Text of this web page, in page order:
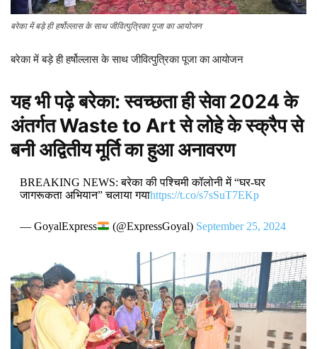
बरेका में बड़े ही हर्षोल्लास के साथ जीवित्पुत्रिका पूजा का आयोजन
बरेका में बड़े ही हर्षोल्लास के साथ जीवित्पुत्रिका पूजा का आयोजन
यह भी पढ़ेबरेका: स्वच्छता ही सेवा 2024 के
अंतर्गत Waste to Art से लोहे के स्क्रैप से
बनी अद्वितीय मूर्ति का हुआ अनावरण
BREAKING NEWS: बरेका की पश्चिमी कॉलोनी में “घर-घर
जागरूकता अभियान” चलाया गयाhttps://t.co/s7sSuT7EKp
— GoyalExpress (@ExpressGoyal) September 25, 2024